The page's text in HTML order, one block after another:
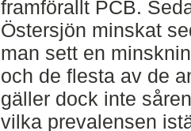
framförallt PCB.
Östersjön minskat
man sett en
och de flesta av de
gäller dock inte
vilka prevalensen